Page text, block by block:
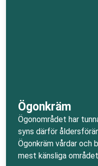
Ögonkräm
Ögonområdet har
syns därför
Ögonkräm vårdar och
mest känsliga